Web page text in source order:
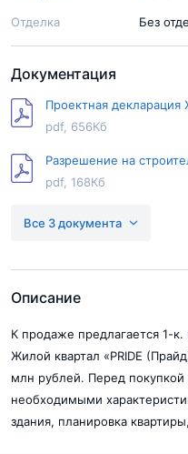
Отделка Без
Документация
Проектная декларация
pdf, 656Кб
Разрешение на
pdf, 168Кб
РнВ PRIDE 22.01.26 №
Все 3 документа
Описание
К продаже предлагается 1-
Жилой квартал «PRIDE
млн рублей. Перед покупкой
необходимыми
здания, планировка